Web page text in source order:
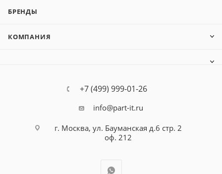
БРЕНДЫ
КОМПАНИЯ
+7 (499) 999-01-26
info@part-it.ru
г. Москва, ул. Бауманская д.6 стр. 2
оф. 212